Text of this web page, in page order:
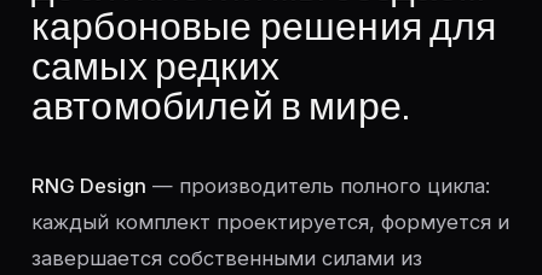
карбоновые решения для
самых редких
автомобилей в мире.
RNG Design — производитель полного цикла:
каждый комплект проектируется, формуется и
завершается собственными силами из